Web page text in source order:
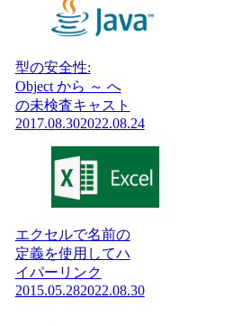
型の安全性:
Object から ～ へ
の未検査キャスト
2017.08.302022.08.24
エクセルで名前の
定義を使用してハ
イパーリンク
2015.05.282022.08.30